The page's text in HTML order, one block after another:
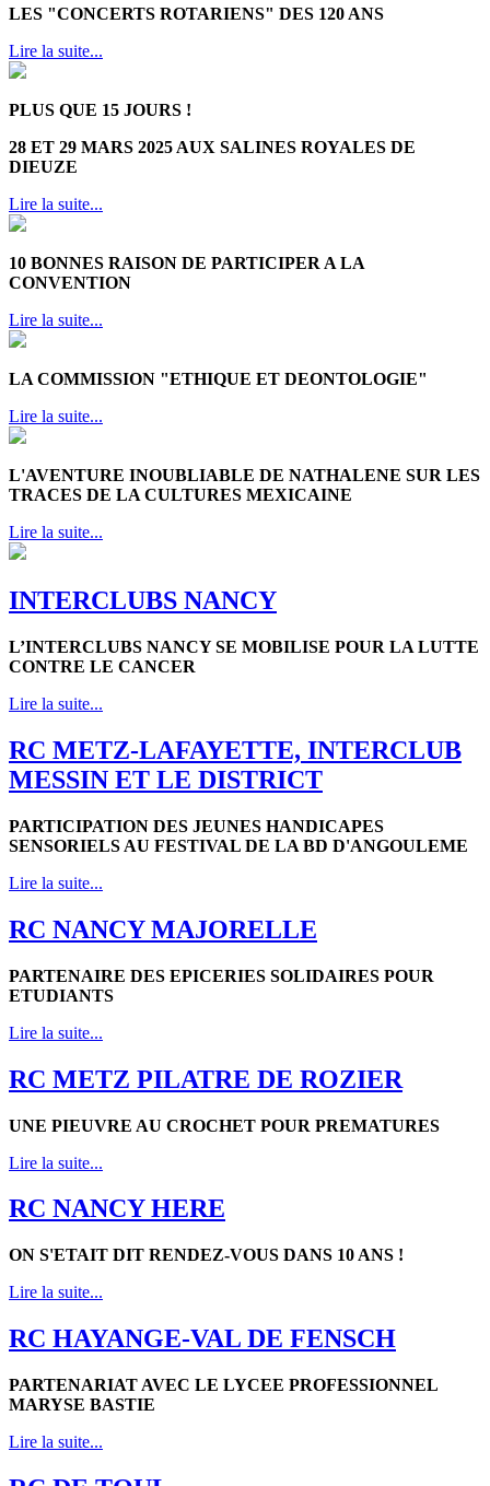
LES "CONCERTS ROTARIENS" DES 120 ANS
Lire la suite...
PLUS QUE 15 JOURS !
28 ET 29 MARS 2025 AUX SALINES ROYALES DE
DIEUZE
Lire la suite...
10 BONNES RAISON DE PARTICIPER A LA
CONVENTION
Lire la suite...
LA COMMISSION "ETHIQUE ET DEONTOLOGIE"
Lire la suite...
L'AVENTURE INOUBLIABLE DE NATHALENE SUR LES
TRACES DE LA CULTURES MEXICAINE
Lire la suite...
INTERCLUBS NANCY
L’INTERCLUBS NANCY SE MOBILISE POUR LA LUTTE
CONTRE LE CANCER
Lire la suite...
RC METZ-LAFAYETTE, INTERCLUB
MESSIN ET LE DISTRICT
PARTICIPATION DES JEUNES HANDICAPES
SENSORIELS AU FESTIVAL DE LA BD D'ANGOULEME
Lire la suite...
RC NANCY MAJORELLE
PARTENAIRE DES EPICERIES SOLIDAIRES POUR
ETUDIANTS
Lire la suite...
RC METZ PILATRE DE ROZIER
UNE PIEUVRE AU CROCHET POUR PREMATURES
Lire la suite...
RC NANCY HERE
ON S'ETAIT DIT RENDEZ-VOUS DANS 10 ANS !
Lire la suite...
RC HAYANGE-VAL DE FENSCH
PARTENARIAT AVEC LE LYCEE PROFESSIONNEL
MARYSE BASTIE
Lire la suite...